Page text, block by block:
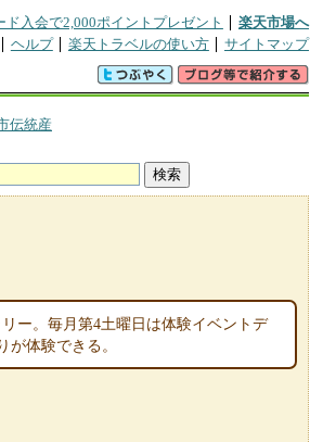
ド入会で2,000ポイントプレゼント
楽天市場へ
ヘルプ 楽天トラベルの使い方 サイトマップ
伝統産
ー。毎月第4土曜日は体験イベントデ
が体験できる。